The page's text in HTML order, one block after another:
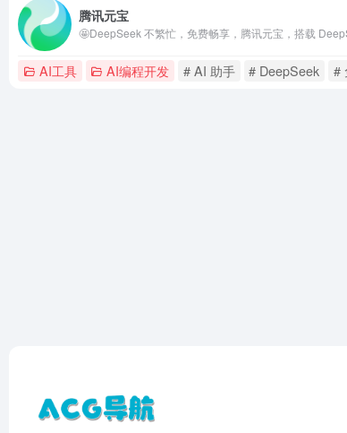
腾讯元宝
AI工具 AI编程开发 # AI 助手 # DeepSeek #